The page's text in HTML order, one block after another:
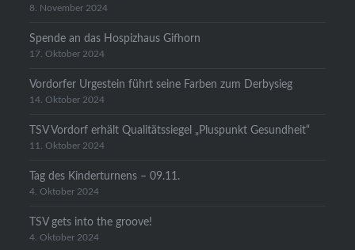
8. November 2024
Spende an das Hospizhaus Gifhorn
17. Oktober 2024
Vordorfer Urgestein führt seine Farben zum Derbysieg
14. Oktober 2024
TSV Vordorf erhält Qualitätssiegel „Pluspunkt Gesundheit“
11. Oktober 2024
Tag des Kinderturnens – 09.11.
4. Oktober 2024
TSV gets into the groove!
4. Oktober 2024